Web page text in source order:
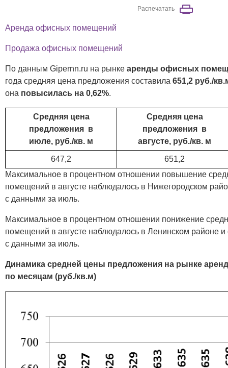
Распечатать
Аренда офисных помещений
Продажа офисных помещений
По данным Gipernn.ru на рынке аренды офисных
года средняя цена предложения составила 651,2 руб./
она повысилась на 0,62%.
Средняя цена
предложения в
июле, руб./кв. м
Средняя цена
предложения в
августе, руб./кв. м
647,2
651,2
Максимальное в процентном отношении повышение
помещений в августе наблюдалось в Нижегородском
с данными за июль.
Максимальное в процентном отношении понижение
помещений в августе наблюдалось в Ленинском районе
с данными за июль.
Динамика средней цены предложения на рынке
по месяцам (руб./кв.м)